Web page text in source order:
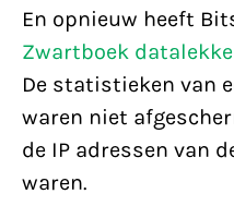
En opnieuw heeft
Zwartboek
De statistieken van
waren niet
de IP adressen van
waren.